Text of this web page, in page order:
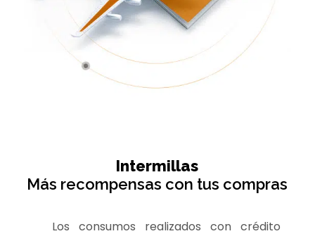
Intermillas
Más recompensas con tus compras
Los consumos realizados con crédito